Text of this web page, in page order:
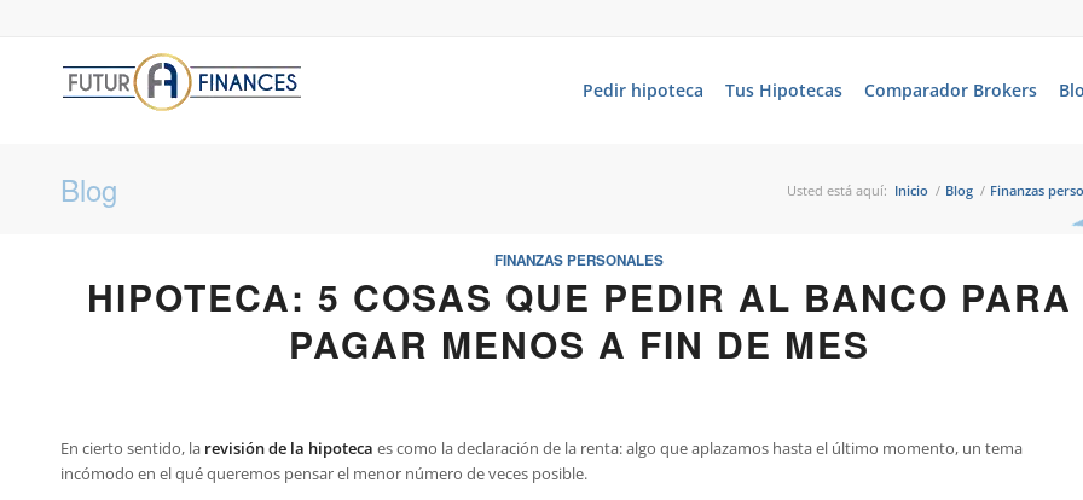
Pedir hipoteca Tus Hipotecas Comparador Brokers
Blog Usted está aquí: Inicio / Blog / Finanzas
FINANZAS PERSONALES
HIPOTECA: 5 COSAS QUE PEDIR AL BANCO PARA
PAGAR MENOS A FIN DE MES
En cierto sentido, la revisión de la hipoteca es como la declaración de la renta: algo que aplazamos hasta el último momento, un tema
incómodo en el qué queremos pensar el menor número de veces posible.